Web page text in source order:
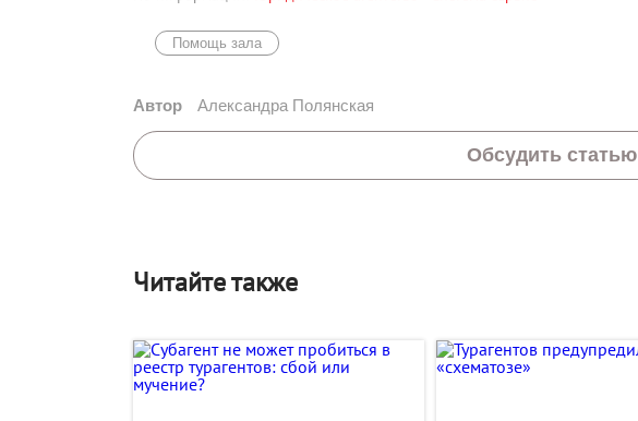
Помощь зала
Автор Александра Полянская
Обсудить статью
Читайте также